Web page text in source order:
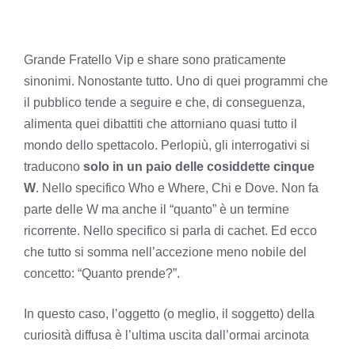
Grande Fratello Vip e share sono praticamente
sinonimi. Nonostante tutto. Uno di quei programmi che
il pubblico tende a seguire e che, di conseguenza,
alimenta quei dibattiti che attorniano quasi tutto il
mondo dello spettacolo. Perlopiù, gli interrogativi si
traducono solo in un paio delle cosiddette cinque
W. Nello specifico Who e Where, Chi e Dove. Non fa
parte delle W ma anche il “quanto” è un termine
ricorrente. Nello specifico si parla di cachet. Ed ecco
che tutto si somma nell’accezione meno nobile del
concetto: “Quanto prende?”.
In questo caso, l’oggetto (o meglio, il soggetto) della
curiosità diffusa è l’ultima uscita dall’ormai arcinota